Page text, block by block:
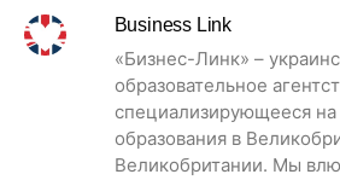
Business Link
«Бизнес-Линк» –
образовательное
специализирующееся на
образования в
Великобритании. Мы